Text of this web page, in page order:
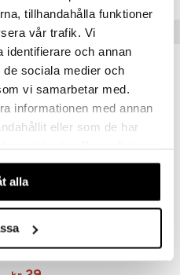
tillhandahålla funktioner
vår trafik. Vi
identifierare och annan
sociala medier och
vi samarbetar med.
informationen med annan
eller som de har
av vår webbplats.
alla
produkter
NOCCO